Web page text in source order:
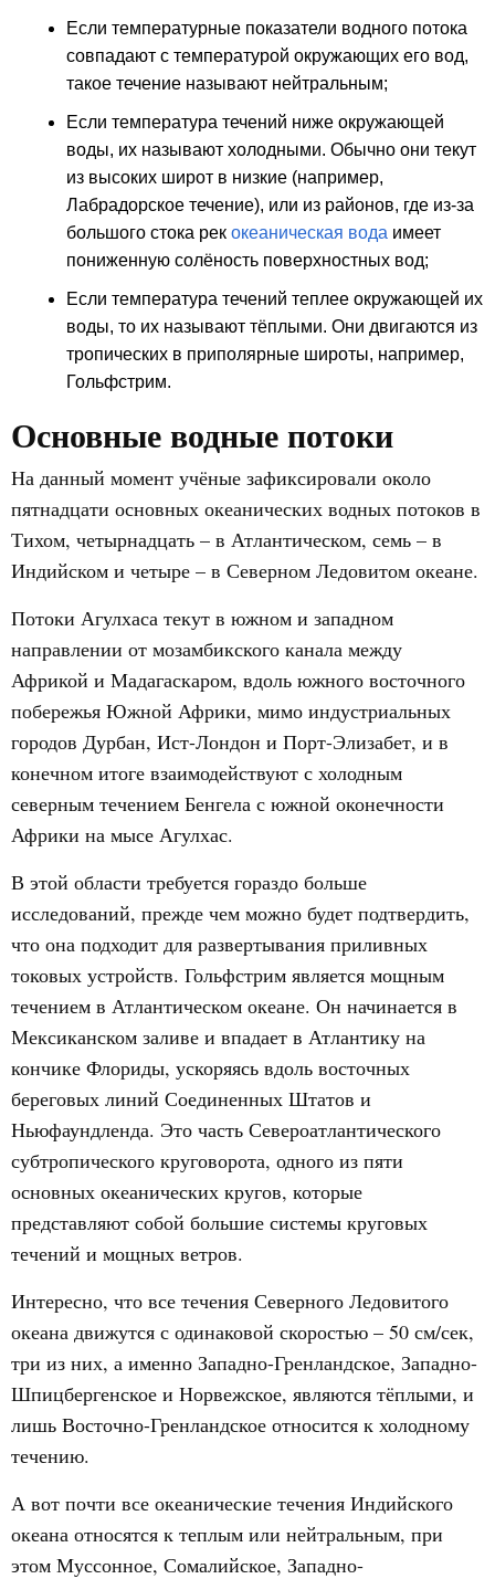
Если температурные показатели водного потока
совпадают с температурой окружающих его вод,
такое течение называют нейтральным;
Если температура течений ниже окружающей
воды, их называют холодными. Обычно они текут
из высоких широт в низкие (например,
Лабрадорское течение), или из районов, где из-за
большого стока рек океаническая вода имеет
пониженную солёность поверхностных вод;
Если температура течений теплее окружающей их
воды, то их называют тёплыми. Они двигаются из
тропических в приполярные широты, например,
Гольфстрим.
Основные водные потоки
На данный момент учёные зафиксировали около
пятнадцати основных океанических водных потоков в
Тихом, четырнадцать – в Атлантическом, семь – в
Индийском и четыре – в Северном Ледовитом океане.
Потоки Агулхаса текут в южном и западном
направлении от мозамбикского канала между
Африкой и Мадагаскаром, вдоль южного восточного
побережья Южной Африки, мимо индустриальных
городов Дурбан, Ист-Лондон и Порт-Элизабет, и в
конечном итоге взаимодействуют с холодным
северным течением Бенгела с южной оконечности
Африки на мысе Агулхас.
В этой области требуется гораздо больше
исследований, прежде чем можно будет подтвердить,
что она подходит для развертывания приливных
токовых устройств. Гольфстрим является мощным
течением в Атлантическом океане. Он начинается в
Мексиканском заливе и впадает в Атлантику на
кончике Флориды, ускоряясь вдоль восточных
береговых линий Соединенных Штатов и
Ньюфаундленда. Это часть Североатлантического
субтропического круговорота, одного из пяти
основных океанических кругов, которые
представляют собой большие системы круговых
течений и мощных ветров.
Интересно, что все течения Северного Ледовитого
океана движутся с одинаковой скоростью – 50 см/сек,
три из них, а именно Западно-Гренландское, Западно-
Шпицбергенское и Норвежское, являются тёплыми, и
лишь Восточно-Гренландское относится к холодному
течению.
А вот почти все океанические течения Индийского
океана относятся к теплым или нейтральным, при
этом Муссонное, Сомалийское, Западно-